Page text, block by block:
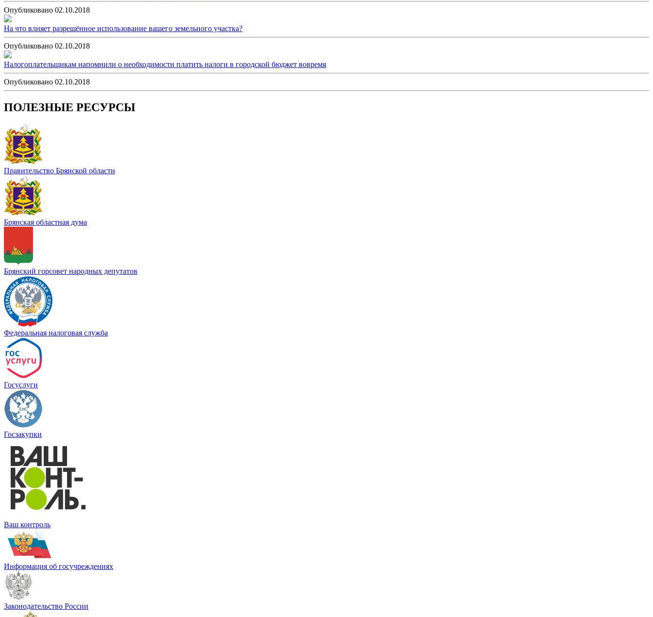
Опубликовано 02.10.2018
На что влияет разрешённое использование вашего земельного участка?
Опубликовано 02.10.2018
Налогоплательщикам напомнили о необходимости платить налоги в городской бюджет вовремя
Опубликовано 02.10.2018
ПОЛЕЗНЫЕ РЕСУРСЫ
Правительство Брянской области
Брянская областная дума
Брянский горсовет народных депутатов
Федеральная налоговая служба
Госуслуги
Госзакупки
Ваш контроль
Информация об госучреждениях
Законодательство России